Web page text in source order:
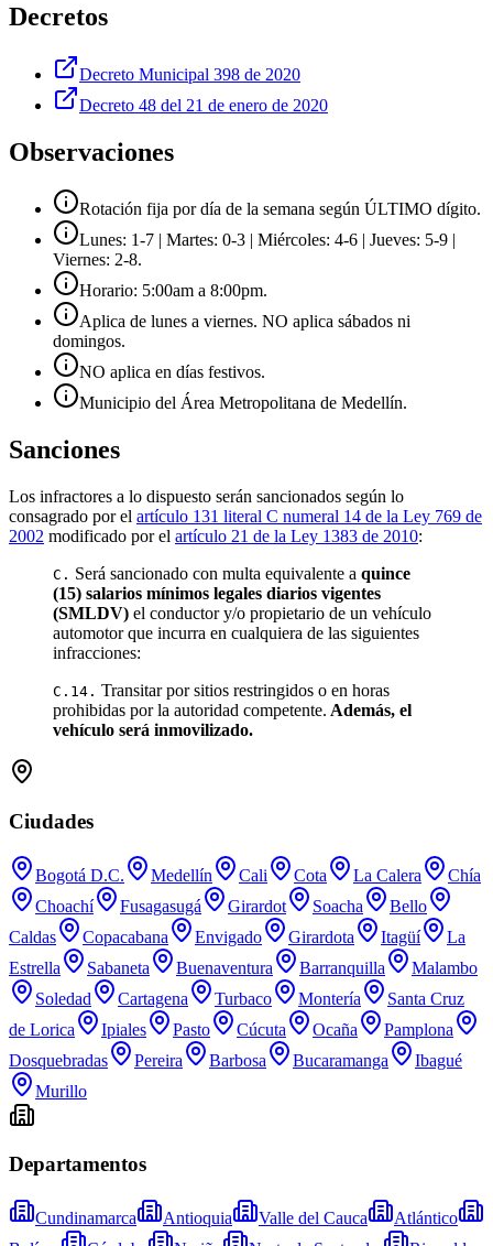
Decretos
Decreto Municipal 398 de 2020
Decreto 48 del 21 de enero de 2020
Observaciones
Rotación fija por día de la semana según ÚLTIMO dígito.
Lunes: 1-7 | Martes: 0-3 | Miércoles: 4-6 | Jueves: 5-9 |
Viernes: 2-8.
Horario: 5:00am a 8:00pm.
Aplica de lunes a viernes. NO aplica sábados ni
domingos.
NO aplica en días festivos.
Municipio del Área Metropolitana de Medellín.
Sanciones
Los infractores a lo dispuesto serán sancionados según lo
consagrado por el artículo 131 literal C numeral 14 de la Ley 769 de
2002 modificado por el artículo 21 de la Ley 1383 de 2010:
C. Será sancionado con multa equivalente a quince
(15) salarios mínimos legales diarios vigentes
(SMLDV) el conductor y/o propietario de un vehículo
automotor que incurra en cualquiera de las siguientes
infracciones:
C.14. Transitar por sitios restringidos o en horas
prohibidas por la autoridad competente. Además, el
vehículo será inmovilizado.
Ciudades
Bogotá D.C. Medellín Cali Cota La Calera
Chía
Choachí
Fusagasugá Girardot Soacha
Bello
Caldas
Copacabana Envigado Girardota Itagüí
La
Estrella
Sabaneta Buenaventura Barranquilla
Malambo
Soledad
Cartagena Turbaco Montería
Santa Cruz
de Lorica
Ipiales Pasto Cúcuta Ocaña
Pamplona
Dosquebradas
Pereira Barbosa Bucaramanga
Ibagué
Murillo
Departamentos
Cundinamarca Antioquia Valle del Cauca
Atlántico